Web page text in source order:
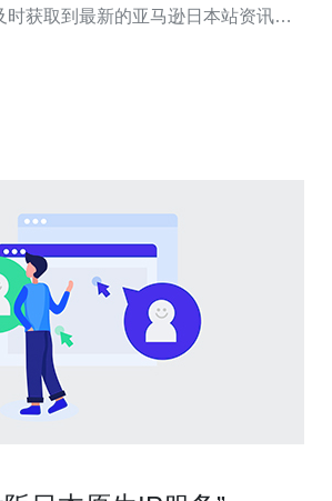
时获取到最新的亚马逊日本站资讯，
一是信息更新快速，群内会有专人